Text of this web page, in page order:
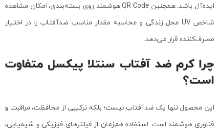
ایده‌آل باشد. همچنین QR Code هوشمند روی بسته‌بندی، امکان مشاهده
شاخص UV محل زندگی و محاسبه مقدار مناسب ضدآفتاب را در اختیار
مصرف‌کننده قرار می‌دهد.
چرا کرم ضد آفتاب سنتلا پیکسل متفاوت
است؟
این محصول تنها یک ضدآفتاب نیست؛ بلکه ترکیبی از محافظت، مراقبت و
فناوری هوشمند است. استفاده هم‌زمان از فیلترهای فیزیکی و شیمیایی،